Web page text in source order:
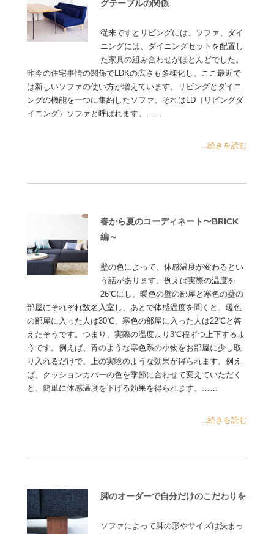
グテーブルの関係
従来ですとリビングには、ソファ、ダイ
ニングには、ダイニングセットを配置し
た家具の組み合わせがほとんどでした。
昨今の住宅事情の関係でLDKの広さも多様化し、ここ最近で
は新しいソファの使い方が増えています。リビングとダイニ
ングの機能を一つに集約したソファ。それはLD（リビングダ
イニング）ソファと呼ばれます。……
...続きを読む
春から夏のコーディネート〜BRICK
編～
壁の色によって、体感温度が変わるとい
う話があります。例えば実際の温度を
26℃にし、暖色の壁の部屋と寒色の壁の
部屋にそれぞれ数名入室し、あとで体感温度を聞くと、暖色
の部屋に入った人は30℃、寒色の部屋に入った人は22℃と答
えたそうです。つまり、実際の温度より3℃程ずつ上下するよ
うです。例えば、青のような寒色系の小物をお部屋に少し取
り入れるだけで、上の実験のような効果が得られます。例え
ば、クッションカバーの色を季節に合わせて変えていただく
と、簡単に体感温度を下げる効果を得られます。……
...続きを読む
脚のオーダーで自分だけのこだわりを
ソファによって脚の形やサイズは決まっ